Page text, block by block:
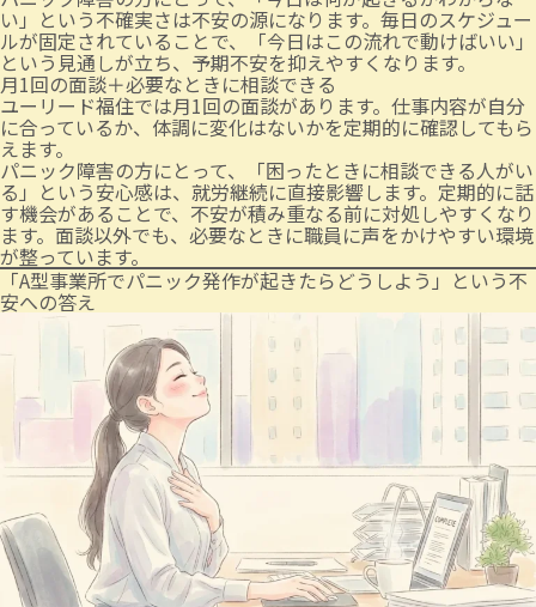
い」という不確実さは不安の源になります。毎日のスケジュー
ルが固定されていることで、「今日はこの流れで動けばいい」
という見通しが立ち、予期不安を抑えやすくなります。
月1回の面談＋必要なときに相談できる
ユーリード福住では月1回の面談があります。仕事内容が自分
に合っているか、体調に変化はないかを定期的に確認してもら
えます。
パニック障害の方にとって、「困ったときに相談できる人がい
る」という安心感は、就労継続に直接影響します。定期的に話
す機会があることで、不安が積み重なる前に対処しやすくなり
ます。面談以外でも、必要なときに職員に声をかけやすい環境
が整っています。
「A型事業所でパニック発作が起きたらどうしよう」という不
安への答え